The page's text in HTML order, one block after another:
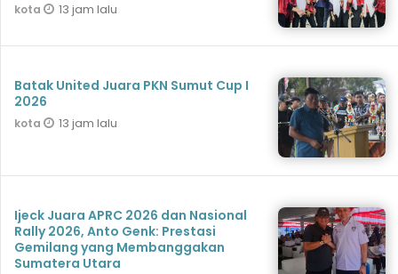
kota 13 jam lalu
Batak United Juara PKN Sumut Cup I
2026
kota 13 jam lalu
Ijeck Juara APRC 2026 dan Nasional
Rally 2026, Anto Genk: Prestasi
Gemilang yang Membanggakan
Sumatera Utara